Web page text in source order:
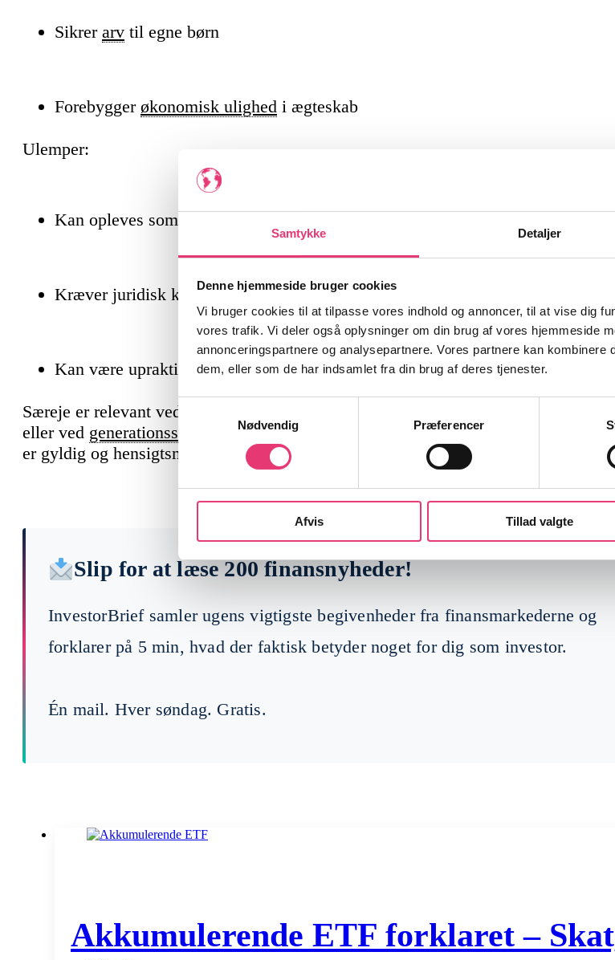
Samtykke Detaljer
Denne hjemmeside bruger cookies
Vi bruger cookies til at tilpasse vores indhold og annoncer, til at vise dig
vores trafik. Vi deler også oplysninger om din brug af vores hjemmeside
annonceringspartnere og analysepartnere. Vores partnere kan kombinere
dem, eller som de har indsamlet fra din brug af deres tjenester.
Samtykkevalg
Nødvendig
Præferencer
Afvis Tillad valgte
Sikrer arv til egne børn
Forebygger økonomisk ulighed i ægteskab
Ulemper:
Kan opleves som mangel på tillid
Kræver juridisk korrekt oprettelse
Kan være upraktisk ved fælles investeringer
Særeje er relevant ved ny ægteskabelig indtræden med stor formue,
eller ved generationsskifte . Det er vigtigt at få juridisk rådgivning
for at sikre, at
er gyldig og hensigtsmæssig.
Slip for at læse 200 finansnyheder!
InvestorBrief samler ugens vigtigste begivenheder fra finansmarkederne og
forklarer på 5 min, hvad der faktisk betyder noget for dig som investor.
Én mail. Hver søndag. Gratis.
Akkumulerende ETF forklaret –